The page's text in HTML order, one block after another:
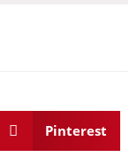
Pinterest